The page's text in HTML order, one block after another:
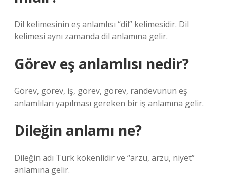
Dil kelimesinin eş anlamlısı “dil” kelimesidir. Dil
kelimesi aynı zamanda dil anlamına gelir.
Görev eş anlamlısı nedir?
Görev, görev, iş, görev, görev, randevunun eş
anlamlıları yapılması gereken bir iş anlamına gelir.
Dileğin anlamı ne?
Dileğin adı Türk kökenlidir ve “arzu, arzu, niyet”
anlamına gelir.